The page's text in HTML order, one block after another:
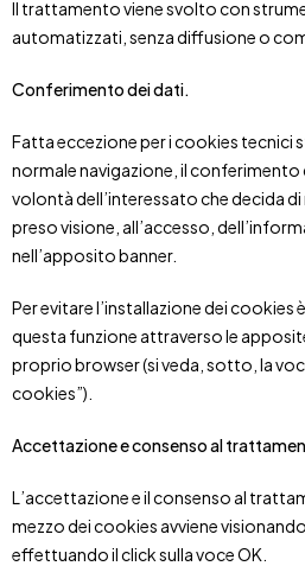
Il trattamento viene svolto con
automatizzati, senza diffusione o
Conferimento dei dati.
Fatta eccezione per i cookies tecnici
normale navigazione, il conferimento
volontà dell’interessato che decida
preso visione, all’accesso,
nell’apposito banner.
Per evitare l’installazione dei cookies
questa funzione attraverso le
proprio browser (si veda, sotto, la
cookies”).
Accettazione e consenso al
L’accettazione e il consenso al
mezzo dei cookies avviene
effettuando il click sulla voce OK.